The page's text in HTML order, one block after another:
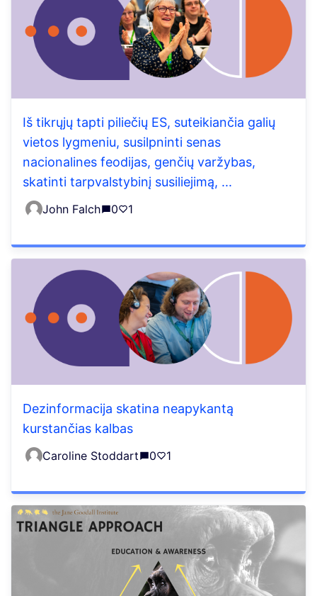
Iš tikrųjų tapti piliečių ES, suteikiančia galių
vietos lygmeniu, susilpninti senas
nacionalines feodijas, genčių varžybas,
skatinti tarpvalstybinį susiliejimą, ...
John Falch 0 1
Dezinformacija skatina neapykantą
kurstančias kalbas
Caroline Stoddart 0 1